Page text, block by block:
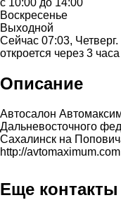
с 10:00 до 14:00
Воскресенье
Выходной
Сейчас 07:03,
откроется через 3
Описание
Автосалон
Дальневосточного
Сахалинск на
http://
Еще контакты